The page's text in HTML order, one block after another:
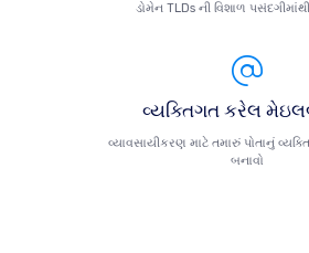
ડોમેન TLDs ની વિશાળ
વ્યક્તિગત કરેલ
વ્યાવસાયીકરણ માટે તમારું પોતાનું
બનાવો